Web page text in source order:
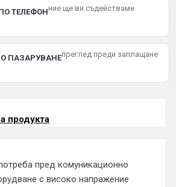
ТЕЛЕФОНние ще ви съдействаме
ПАЗАРУВАНЕпреглед преди заплащане
продукта
пред комуникационно
с високо напражение